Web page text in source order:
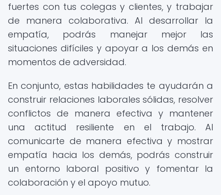
fuertes con tus colegas y clientes, y trabajar
de manera colaborativa. Al desarrollar la
empatía, podrás manejar mejor las
situaciones difíciles y apoyar a los demás en
momentos de adversidad.
En conjunto, estas habilidades te ayudarán a
construir relaciones laborales sólidas, resolver
conflictos de manera efectiva y mantener
una actitud resiliente en el trabajo. Al
comunicarte de manera efectiva y mostrar
empatía hacia los demás, podrás construir
un entorno laboral positivo y fomentar la
colaboración y el apoyo mutuo.